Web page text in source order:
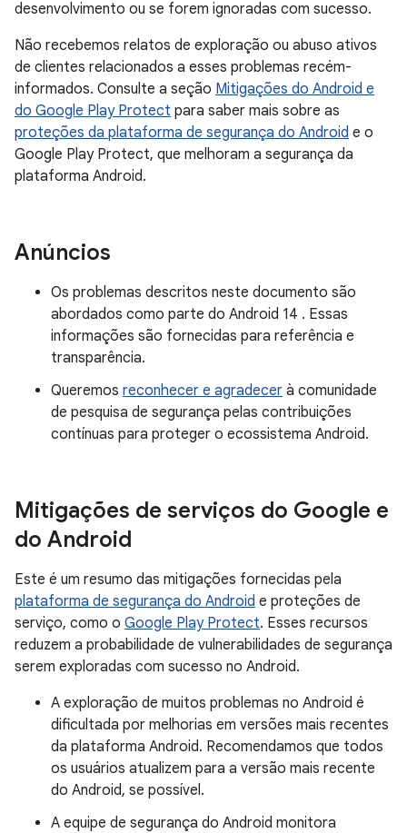
desenvolvimento ou se forem ignoradas com sucesso.
Não recebemos relatos de exploração ou abuso ativos
de clientes relacionados a esses problemas recém-
informados. Consulte a seção Mitigações do Android e
do Google Play Protect para saber mais sobre as
proteções da plataforma de segurança do Android e o
Google Play Protect, que melhoram a segurança da
plataforma Android.
Anúncios
Os problemas descritos neste documento são
abordados como parte do Android 14 . Essas
informações são fornecidas para referência e
transparência.
Queremos reconhecer e agradecer à comunidade
de pesquisa de segurança pelas contribuições
contínuas para proteger o ecossistema Android.
Mitigações de serviços do Google e
do Android
Este é um resumo das mitigações fornecidas pela
plataforma de segurança do Android e proteções de
serviço, como o Google Play Protect. Esses recursos
reduzem a probabilidade de vulnerabilidades de segurança
serem exploradas com sucesso no Android.
A exploração de muitos problemas no Android é
dificultada por melhorias em versões mais recentes
da plataforma Android. Recomendamos que todos
os usuários atualizem para a versão mais recente
do Android, se possível.
A equipe de segurança do Android monitora